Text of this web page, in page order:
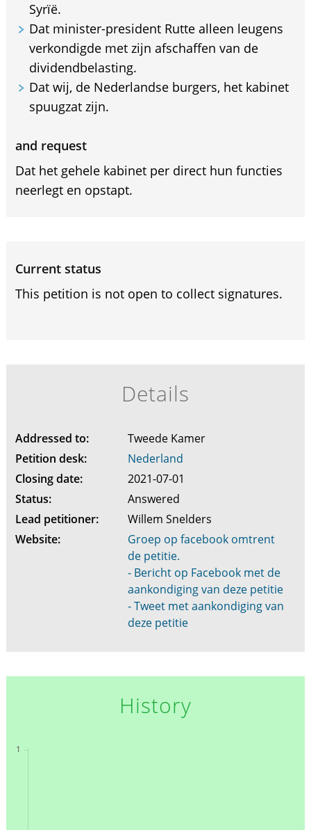
Syrïë.
Dat minister-president Rutte alleen leugens
verkondigde met zijn afschaffen van de
dividendbelasting.
Dat wij, de Nederlandse burgers, het kabinet
spuugzat zijn.
and request
Dat het gehele kabinet per direct hun functies
neerlegt en opstapt.
Current status
This petition is not open to collect signatures.
Details
Addressed to:
Tweede Kamer
Petition desk:
Nederland
Closing date:
2021-07-01
Status:
Answered
Lead petitioner:
Willem Snelders
Website:
Groep op facebook omtrent
de petitie.
- Bericht op Facebook met de
aankondiging van deze petitie
- Tweet met aankondiging van
deze petitie
History